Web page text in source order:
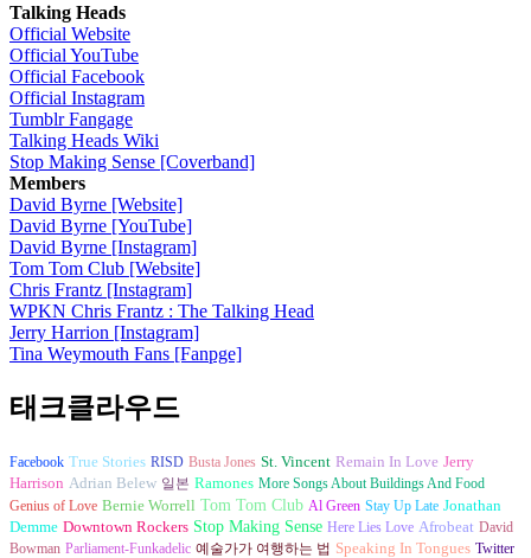
Talking Heads
Official Website
Official YouTube
Official Facebook
Official Instagram
Tumblr Fangage
Talking Heads Wiki
Stop Making Sense [Coverband]
Members
David Byrne [Website]
David Byrne [YouTube]
David Byrne [Instagram]
Tom Tom Club [Website]
Chris Frantz [Instagram]
WPKN Chris Frantz : The Talking Head
Jerry Harrion [Instagram]
Tina Weymouth Fans [Fanpge]
태크클라우드
Facebook True Stories RISD Busta Jones St. Vincent Remain In Love Jerry
Harrison Adrian Belew 일본 Ramones More Songs About Buildings And Food
Genius of Love Bernie Worrell Tom Tom Club Al Green Stay Up Late Jonathan
Demme Downtown Rockers Stop Making Sense Here Lies Love Afrobeat David
Bowman Parliament-Funkadelic 예술가가 여행하는 법 Speaking In Tongues Twitter